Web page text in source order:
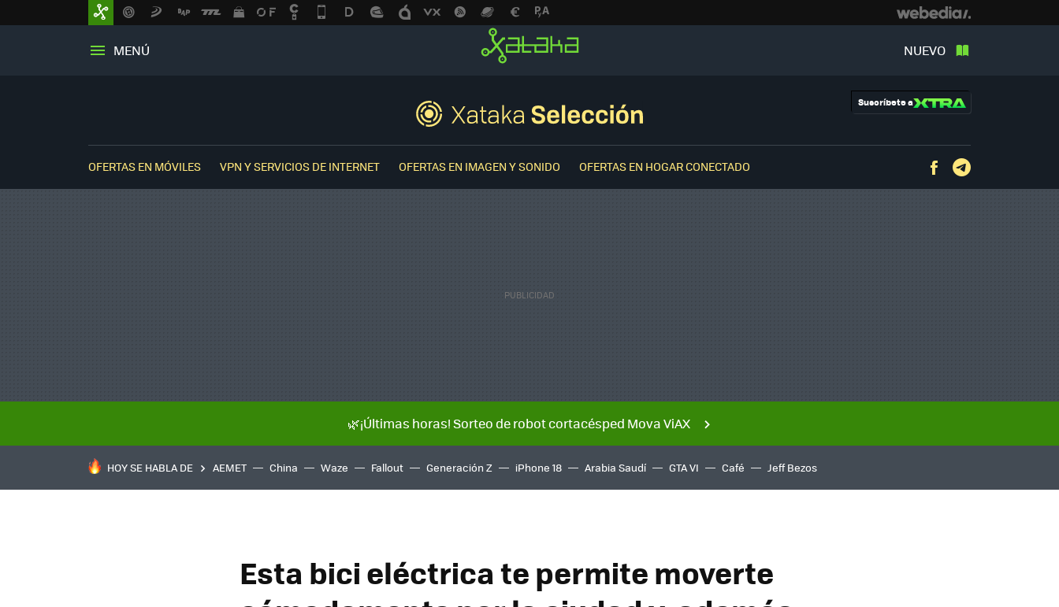
MENÚ NUEVO
Suscríbete a
OFERTAS EN MÓVILES VPN Y SERVICIOS DE INTERNET OFERTAS EN IMAGEN Y SONIDO OFERTAS EN HOGAR CONECTADO Facebook
🌿¡Últimas horas! Sorteo de robot cortacésped Mova ViAX
HOY SE HABLA DE AEMET China Waze Fallout Generación Z iPhone 18 Arabia Saudí GTA VI Café Jeff Bezos
Esta bici eléctrica te permite moverte